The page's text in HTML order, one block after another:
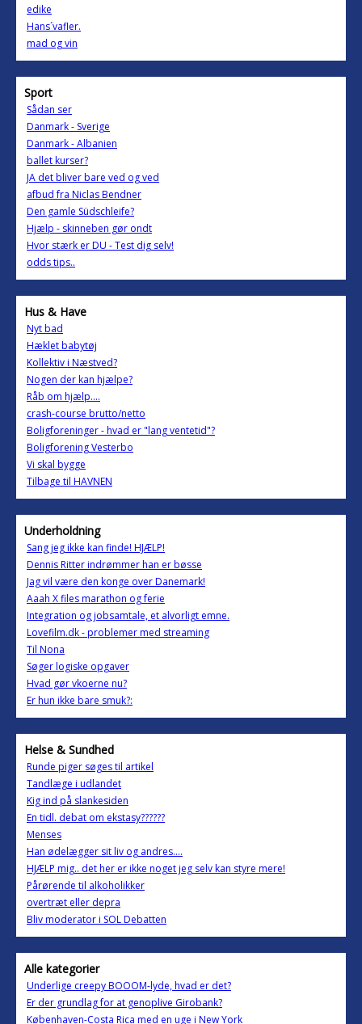
edike
Hans´vafler.
mad og vin
Sport
Sådan ser
Danmark - Sverige
Danmark - Albanien
ballet kurser?
JA det bliver bare ved og ved
afbud fra Niclas Bendner
Den gamle Südschleife?
Hjælp - skinneben gør ondt
Hvor stærk er DU - Test dig selv!
odds tips..
Hus & Have
Nyt bad
Hæklet babytøj
Kollektiv i Næstved?
Nogen der kan hjælpe?
Råb om hjælp....
crash-course brutto/netto
Boligforeninger - hvad er "lang ventetid"?
Boligforening Vesterbo
Vi skal bygge
Tilbage til HAVNEN
Underholdning
Sang jeg ikke kan finde! HJÆLP!
Dennis Ritter indrømmer han er bøsse
Jag vil være den konge over Danemark!
Aaah X files marathon og ferie
Integration og jobsamtale, et alvorligt emne.
Lovefilm.dk - problemer med streaming
Til Nona
Søger logiske opgaver
Hvad gør vkoerne nu?
Er hun ikke bare smuk?:
Helse & Sundhed
Runde piger søges til artikel
Tandlæge i udlandet
Kig ind på slankesiden
En tidl. debat om ekstasy??????
Menses
Han ødelægger sit liv og andres....
HJÆLP mig.. det her er ikke noget jeg selv kan styre mere!
Pårørende til alkoholikker
overtræt eller depra
Bliv moderator i SOL Debatten
Alle kategorier
Underlige creepy BOOOM-lyde, hvad er det?
Er der grundlag for at genoplive Girobank?
Københaven-Costa Rica med en uge i New York